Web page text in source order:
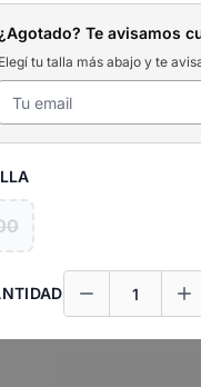
¿Agotado? Te avisamos
Elegí tu talla más abajo y te